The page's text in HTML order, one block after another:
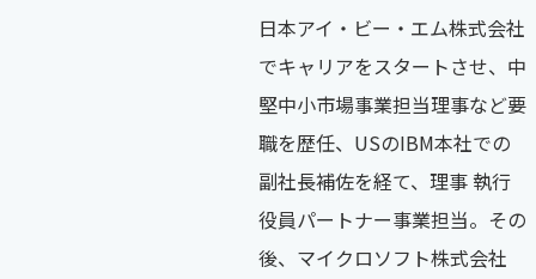
日本アイ・ビー・エム株式会社
でキャリアをスタートさせ、中
堅中小市場事業担当理事など要
職を歴任、USのIBM本社での
副社長補佐を経て、理事 執行
役員パートナー事業担当。その
後、マイクロソフト株式会社